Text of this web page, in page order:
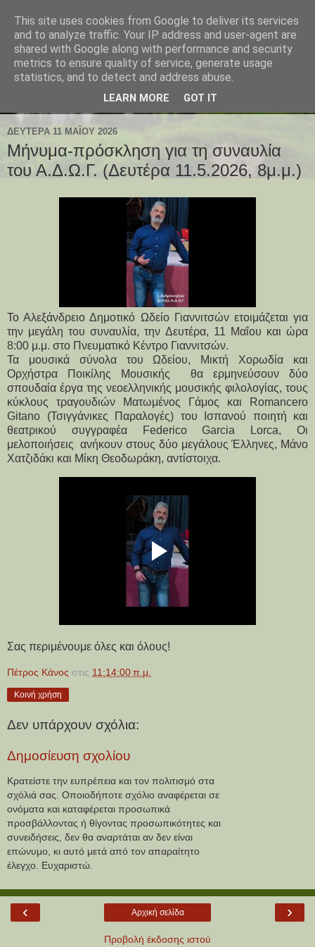
ΔΕΥΤΈΡΑ 11 ΜΑΪ́ΟΥ 2026
Μήνυμα-πρόσκληση για τη συναυλία
του Α.Δ.Ω.Γ. (Δευτέρα 11.5.2026, 8μ.μ.)
Το Αλεξάνδρειο Δημοτικό Ωδείο Γιαννιτσών ετοιμάζεται για
την μεγάλη του συναυλία, την Δευτέρα, 11 Μαΐου και ώρα
8:00 μ.μ. στο Πνευματικό Κέντρο Γιαννιτσών.
Τα μουσικά σύνολα του Ωδείου, Μικτή Χορωδία και
Ορχήστρα Ποικίλης Μουσικής  θα ερμηνεύσουν δύο
σπουδαία έργα της νεοελληνικής μουσικής φιλολογίας, τους
κύκλους τραγουδιών Ματωμένος Γάμος και Romancero
Gitano (Τσιγγάνικες Παραλογές) του Ισπανού ποιητή και
θεατρικού συγγραφέα Federico Garcia Lorca, Οι
μελοποιήσεις  ανήκουν στους δύο μεγάλους Έλληνες, Μάνο
Χατζιδάκι και Μίκη Θεοδωράκη, αντίστοιχα.
Σας περιμένουμε όλες και όλους!
Πέτρος Κάνος στις 11:14:00 π.μ.
Κοινή χρήση
Δεν υπάρχουν σχόλια:
Δημοσίευση σχολίου
Κρατείστε την ευπρέπεια και τον πολιτισμό στα
σχόλιά σας. Οποιοδήποτε σχόλιο αναφέρεται σε
ονόματα και καταφέρεται προσωπικά
προσβάλλοντας ή θίγοντας προσωπικότητες και
συνειδήσεις, δεν θα αναρτάται αν δεν είναι
επώνυμο, κι αυτό μετά από τον απαραίτητο
έλεγχο. Ευχαριστώ.
‹ ›
Αρχική σελίδα
Προβολή έκδοσης ιστού
This site uses cookies from Google to deliver its services
and to analyze traffic. Your IP address and user-agent are
shared with Google along with performance and security
metrics to ensure quality of service, generate usage
statistics, and to detect and address abuse.
LEARN MORE GOT IT